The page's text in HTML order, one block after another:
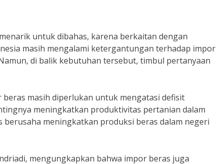
untuk dibahas, karena berkaitan dengan
masih mengalami ketergantungan terhadap impor
di balik kebutuhan tersebut, timbul pertanyaan
masih diperlukan untuk mengatasi defisit
meningkatkan produktivitas pertanian dalam
meningkatkan produksi beras dalam negeri
mengungkapkan bahwa impor beras juga